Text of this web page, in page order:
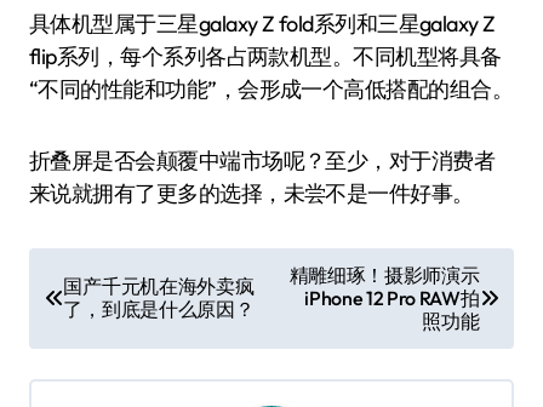
具体机型属于三星galaxy Z fold系列和三星galaxy Z
flip系列，每个系列各占两款机型。不同机型将具备
“不同的性能和功能”，会形成一个高低搭配的组合。
折叠屏是否会颠覆中端市场呢？至少，对于消费者
来说就拥有了更多的选择，未尝不是一件好事。
章
导
航
国产千元机在海外卖疯
了，到底是什么原因？
精雕细琢！摄影师演示
iPhone 12 Pro RAW拍
照功能